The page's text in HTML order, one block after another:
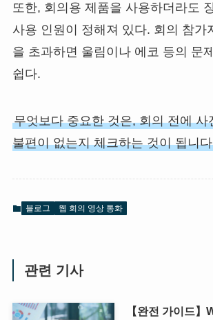
또한, 회의용 제품을 사용하더라도
사용 인원이 정해져 있다. 회의 참가
을 초과하면 울림이나 에코 등의 문
쉽다.
무엇보다 중요한 것은, 회의 전에 사
불편이 없는지 체크하는 것이 됩니
블로그 웹 회의 영상 통화
관련 기사
【완전 가이드